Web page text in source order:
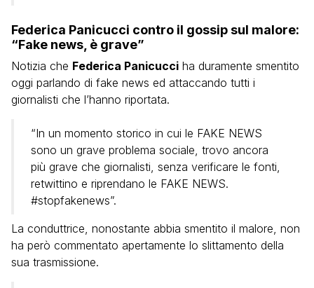
Federica Panicucci contro il gossip sul malore:
“Fake news, è grave”
Notizia che Federica Panicucci ha duramente smentito
oggi parlando di fake news ed attaccando tutti i
giornalisti che l’hanno riportata.
“In un momento storico in cui le FAKE NEWS
sono un grave problema sociale, trovo ancora
più grave che giornalisti, senza verificare le fonti,
retwittino e riprendano le FAKE NEWS.
#stopfakenews”.
La conduttrice, nonostante abbia smentito il malore, non
ha però commentato apertamente lo slittamento della
sua trasmissione.